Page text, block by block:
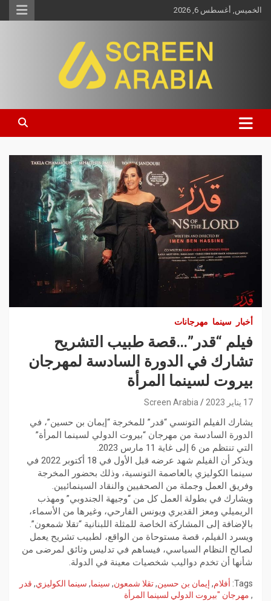
الخميس, أغسطس 6, 2026
Screen Arabia
أخبار سينما مهرجانات
فيلم “قدر”…قصة طبيب التشريح
تشارك في الدورة السادسة لمهرجان
بيروت لسينما المرأة
17 يناير 2023 Screen Arabia
يشارك الفيلم التونسي “قدر” للمخرجة “إيمان بن حسين”، في
الدورة السادسة من مهرجان “بيروت الدولي لسينما المرأة”
التي تنتظم من 6 إلى غاية 11 مارس 2023.
ويذكر أن الفيلم شهد عرضه قبل الأول في 18 أكتوبر 2022 في
سينما الكوليزي بالعاصمة التونسية، وذلك بحضور المخرجة
وفريق العمل وجملة من الصحفيين والنقاد السينمائيين.
ويشارك في بطولة العمل كل من “وجيهة الجندوبي” ومهذب
الريميلي ومعز القديري ويونس الفارحي، وغيرها من الأسماء،
بالإضافة إلى المشاركة الخاصة للمثلة اللبنانية “تقلا شمعون”.
ويسرد الفيلم، قصة مستوحاة من الواقع، لطبيب تشريح يعمل
لصالح النظام السياسي، فيساهم في تدليس وثائق لمرضى من
شأنها أن تخدم دواليب شخصيات معينة في الدولة.
Tags: أفلام, إيمان بن حسين,تقلا شمعون, سينما, سينما الكوليزي, قدر
, مهرجان "بيروت الدولي لسينما المرأة